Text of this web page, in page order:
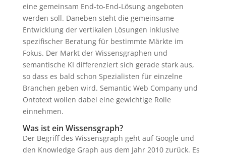
eine gemeinsam End-to-End-Lösung angeboten
werden soll. Daneben steht die gemeinsame
Entwicklung der vertikalen Lösungen inklusive
spezifischer Beratung für bestimmte Märkte im
Fokus. Der Markt der Wissensgraphen und
semantische KI differenziert sich gerade stark aus,
so dass es bald schon Spezialisten für einzelne
Branchen geben wird. Semantic Web Company und
Ontotext wollen dabei eine gewichtige Rolle
einnehmen.
Was ist ein Wissensgraph?
Der Begriff des Wissensgraph geht auf Google und
den Knowledge Graph aus dem Jahr 2010 zurück. Es